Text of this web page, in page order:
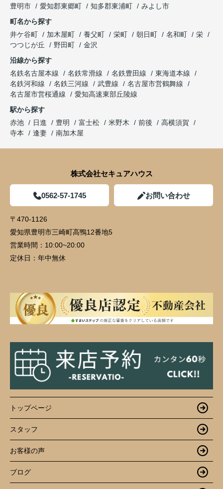
豊明市
愛知郡東郷町 知多郡東浦町
みよし市
町名から探す
井ケ谷町
加木屋町 養父町 栄町 朝日町 名和町
栄
つつじが丘
野田町
金沢
沿線から探す
名鉄名古屋本線
名鉄常滑線 名鉄豊田線
東海道本線
名鉄河和線
名鉄三河線 武豊線
名古屋市営鶴舞線
名古屋市営桜通線
愛知高速東部丘陵線
駅から探す
赤池
日進 豊明 富士松 米野木 前後
高横須賀
寺本
逢妻 南加木屋
株式会社セキュアハウス
0562-57-1745 お問い合わせ
〒470-1126
愛知県豊明市三崎町高鴨12番地5
営業時間： 10:00~20:00
定休日： 年中無休
トップページ
スタッフ
お客様の声
ブログ